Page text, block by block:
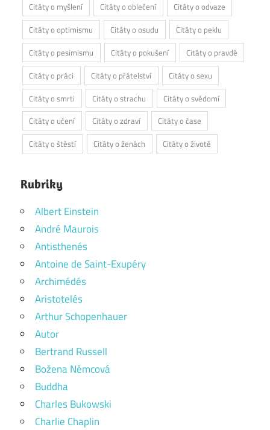
Citáty o myšlení Citáty o oblečení
Citáty o odvaze
Citáty o optimismu
Citáty o osudu
Citáty o peklu
Citáty o pesimismu
Citáty o pokušení
Citáty o pravdě
Citáty o práci
Citáty o přátelství
Citáty o sexu
Citáty o smrti
Citáty o strachu
Citáty o svědomí
Citáty o učení
Citáty o zdraví
Citáty o čase
Citáty o štěstí
Citáty o ženách Citáty o životě
Rubriky
Albert Einstein
André Maurois
Antisthenés
Antoine de Saint-Exupéry
Archimédés
Aristotelés
Arthur Schopenhauer
Autor
Bertrand Russell
Božena Němcová
Buddha
Charles Bukowski
Charlie Chaplin